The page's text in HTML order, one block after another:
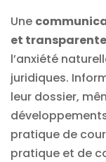
Une
et transparente
l’anxiété
juridiques.
leur dossier,
pratique de
pratique et de